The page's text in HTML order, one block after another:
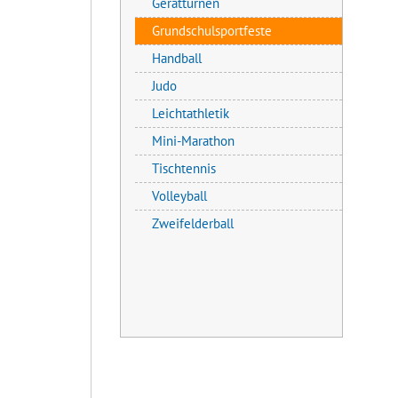
Grundschulsportfeste
Handball
Judo
Leichtathletik
Mini-Marathon
Tischtennis
Volleyball
Zweifelderball